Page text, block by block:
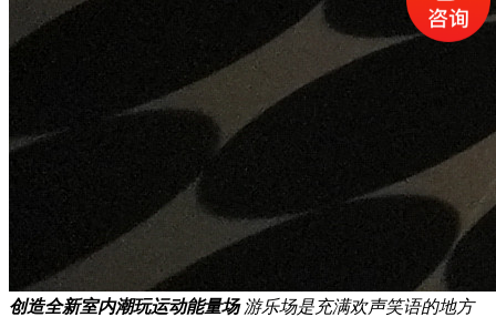
创造全新室内潮玩运动能量场 游乐场是充满欢声笑语的地方